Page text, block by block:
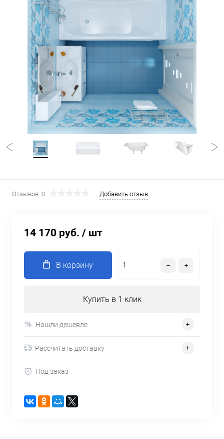
Отзывов: 0 Добавить отзыв
14 170 руб. / шт
В корзину
Купить в 1 клик
Нашли дешевле
Рассчитать доставку
Под заказ